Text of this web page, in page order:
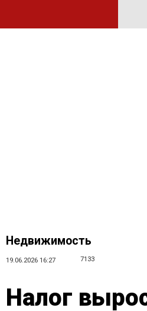
Недвижимость
19.06.2026 16:27 7133
Налог